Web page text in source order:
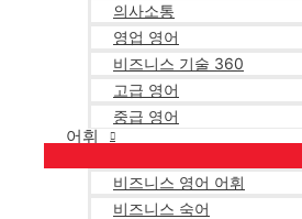
의사소통
영업 영어
비즈니스 기술 360
고급 영어
중급 영어
어휘
비즈니스 영어 어휘
비즈니스 숙어